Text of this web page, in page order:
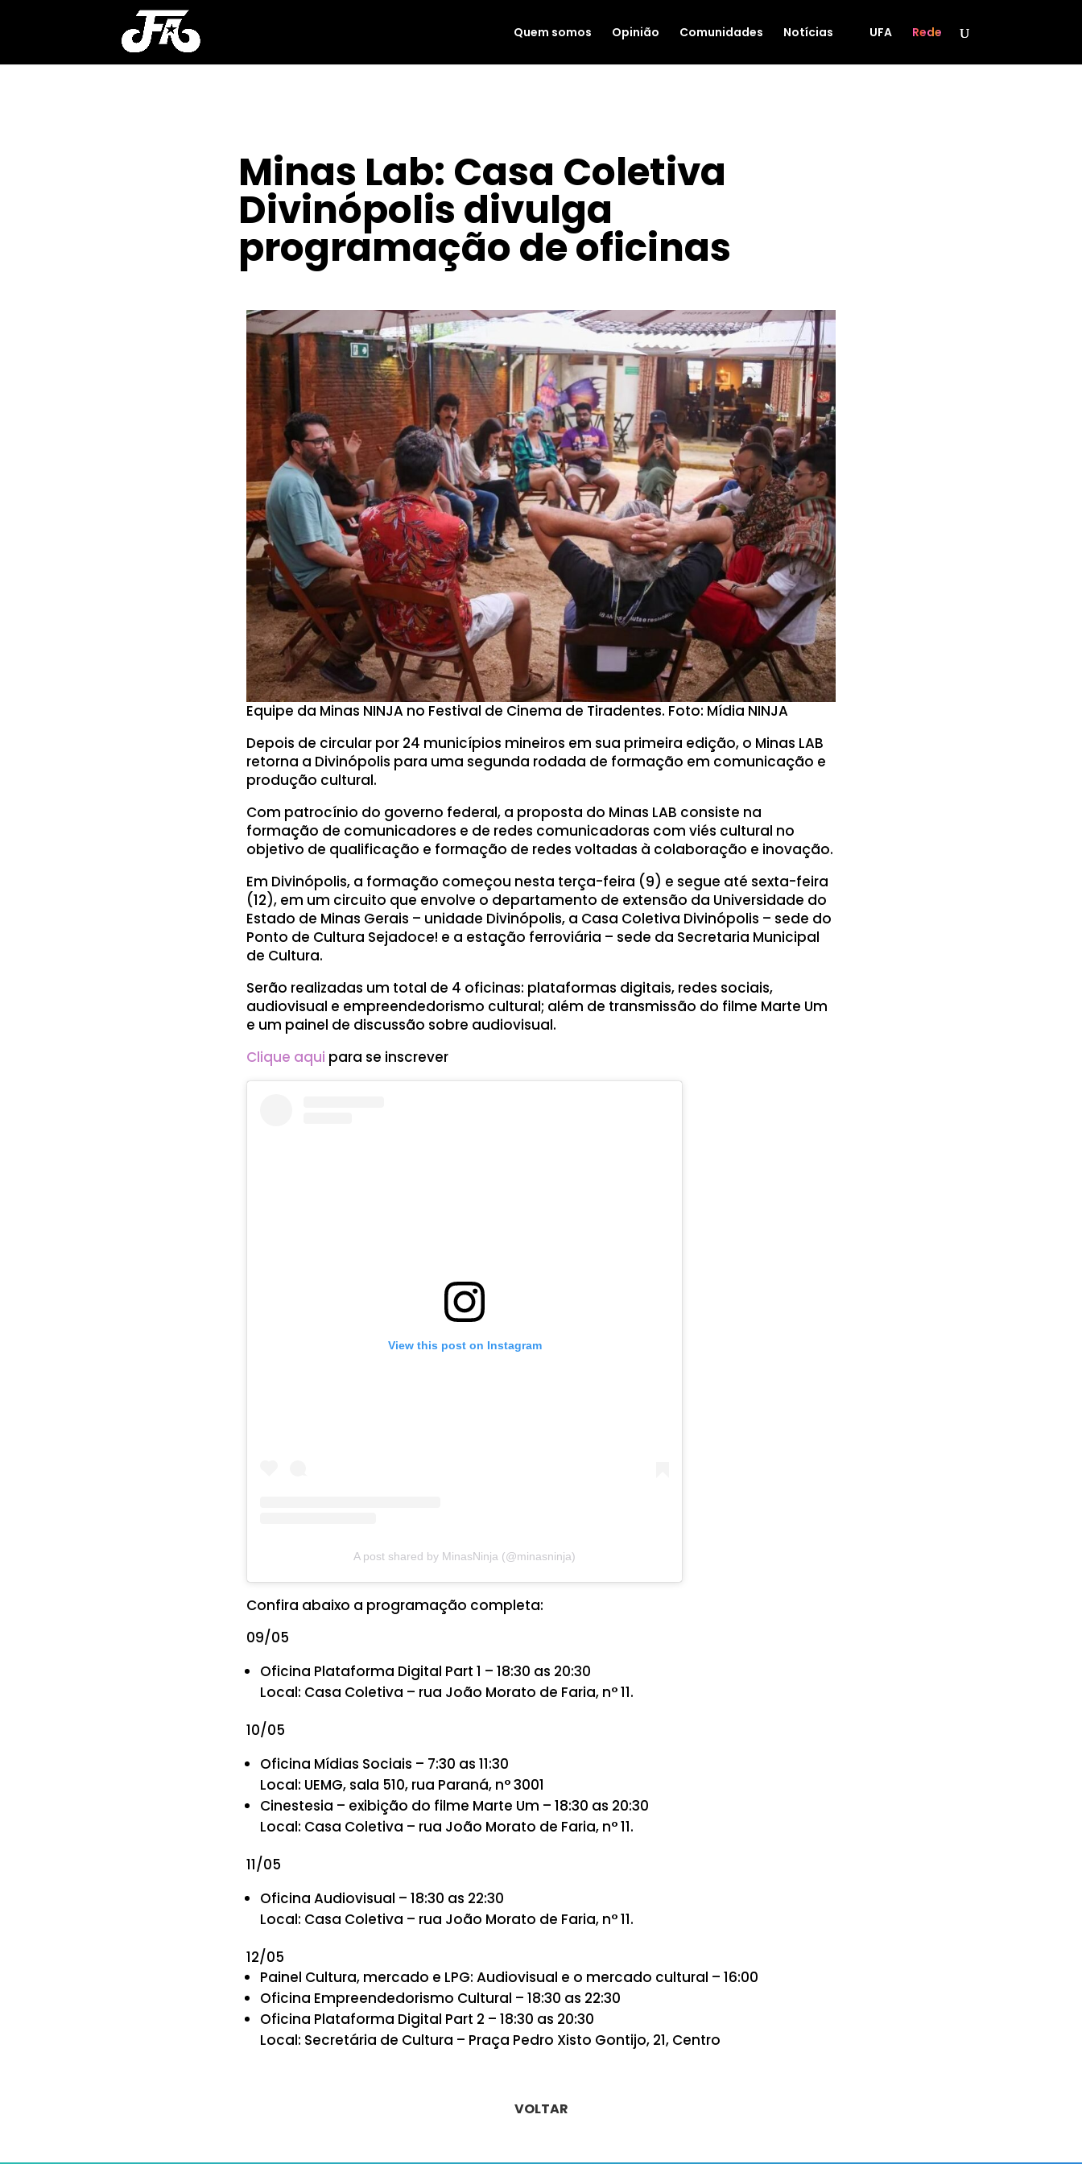
Quem somos Opinião Comunidades Notícias UFA Rede
Minas Lab: Casa Coletiva
Divinópolis divulga
programação de oficinas
Equipe da Minas NINJA no Festival de Cinema de Tiradentes. Foto: Mídia NINJA
Depois de circular por 24 municípios mineiros em sua primeira edição, o Minas LAB
retorna a Divinópolis para uma segunda rodada de formação em comunicação e
produção cultural.
Com patrocínio do governo federal, a proposta do Minas LAB consiste na
formação de comunicadores e de redes comunicadoras com viés cultural no
objetivo de qualificação e formação de redes voltadas à colaboração e inovação.
Em Divinópolis, a formação começou nesta terça-feira (9) e segue até sexta-feira
(12), em um circuito que envolve o departamento de extensão da Universidade do
Estado de Minas Gerais – unidade Divinópolis, a Casa Coletiva Divinópolis – sede do
Ponto de Cultura Sejadoce! e a estação ferroviária – sede da Secretaria Municipal
de Cultura.
Serão realizadas um total de 4 oficinas: plataformas digitais, redes sociais,
audiovisual e empreendedorismo cultural; além de transmissão do filme Marte Um
e um painel de discussão sobre audiovisual.
Clique aqui para se inscrever
View this post on Instagram
A post shared by MinasNinja (@minasninja)
Confira abaixo a programação completa:
09/05
Oficina Plataforma Digital Part 1 – 18:30 as 20:30
Local: Casa Coletiva – rua João Morato de Faria, n° 11.
10/05
Oficina Mídias Sociais – 7:30 as 11:30
Local: UEMG, sala 510, rua Paraná, n° 3001
Cinestesia – exibição do filme Marte Um – 18:30 as 20:30
Local: Casa Coletiva – rua João Morato de Faria, n° 11.
11/05
Oficina Audiovisual – 18:30 as 22:30
Local: Casa Coletiva – rua João Morato de Faria, n° 11.
12/05
Painel Cultura, mercado e LPG: Audiovisual e o mercado cultural – 16:00
Oficina Empreendedorismo Cultural – 18:30 as 22:30
Oficina Plataforma Digital Part 2 – 18:30 as 20:30
Local: Secretária de Cultura – Praça Pedro Xisto Gontijo, 21, Centro
VOLTAR